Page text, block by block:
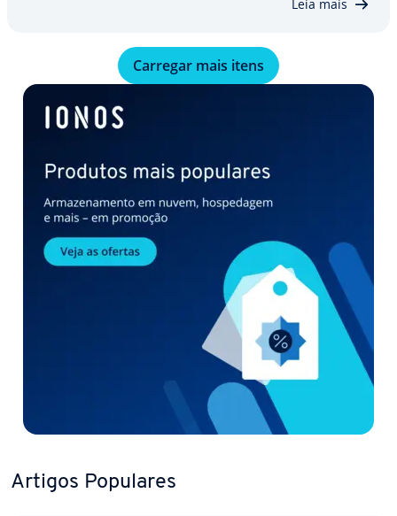
Leia mais
Carregar mais itens
Artigos Populares